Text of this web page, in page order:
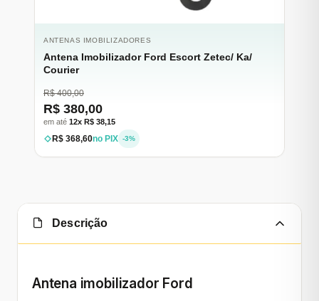
ANTENAS IMOBILIZADORES
Antena Imobilizador Ford Escort Zetec/ Ka/
Courier
R$ 400,00
R$ 380,00
em até 12x R$ 38,15
R$ 368,60no PIX -3%
Descrição
Antena imobilizador Ford